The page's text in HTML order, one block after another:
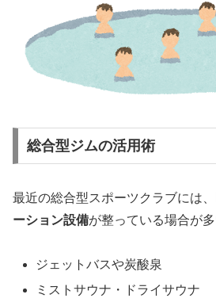
総合型ジムの活用術
最近の総合型スポーツクラブには
ーション設備が整っている場合が多
ジェットバスや炭酸泉
ミストサウナ・ドライサウナ